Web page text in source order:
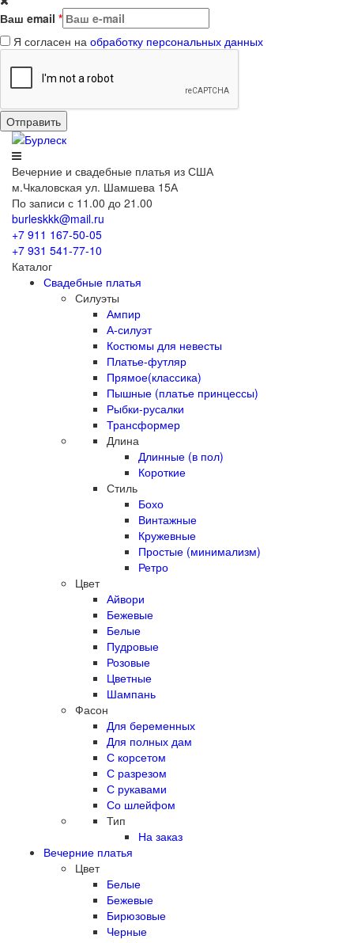
Ваш email *
Я согласен на обработку персональных данных
Вечерние и свадебные платья из США
м.Чкаловская ул. Шамшева 15А
По записи с 11.00 до 21.00
burleskkk@mail.ru
+7 911 167-50-05
+7 931 541-77-10
Каталог
Свадебные платья
Силуэты
Ампир
А-силуэт
Костюмы для невесты
Платье-футляр
Прямое(классика)
Пышные (платье принцессы)
Рыбки-русалки
Трансформер
Длина
Длинные (в пол)
Короткие
Стиль
Бохо
Винтажные
Кружевные
Простые (минимализм)
Ретро
Цвет
Айвори
Бежевые
Белые
Пудровые
Розовые
Цветные
Шампань
Фасон
Для беременных
Для полных дам
С корсетом
С разрезом
С рукавами
Со шлейфом
Тип
На заказ
Вечерние платья
Цвет
Белые
Бежевые
Бирюзовые
Черные